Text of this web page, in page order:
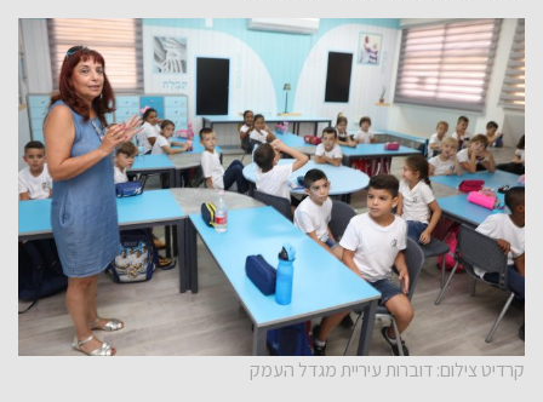
קרדיט צילום: דוברות עיריית מגדל העמק